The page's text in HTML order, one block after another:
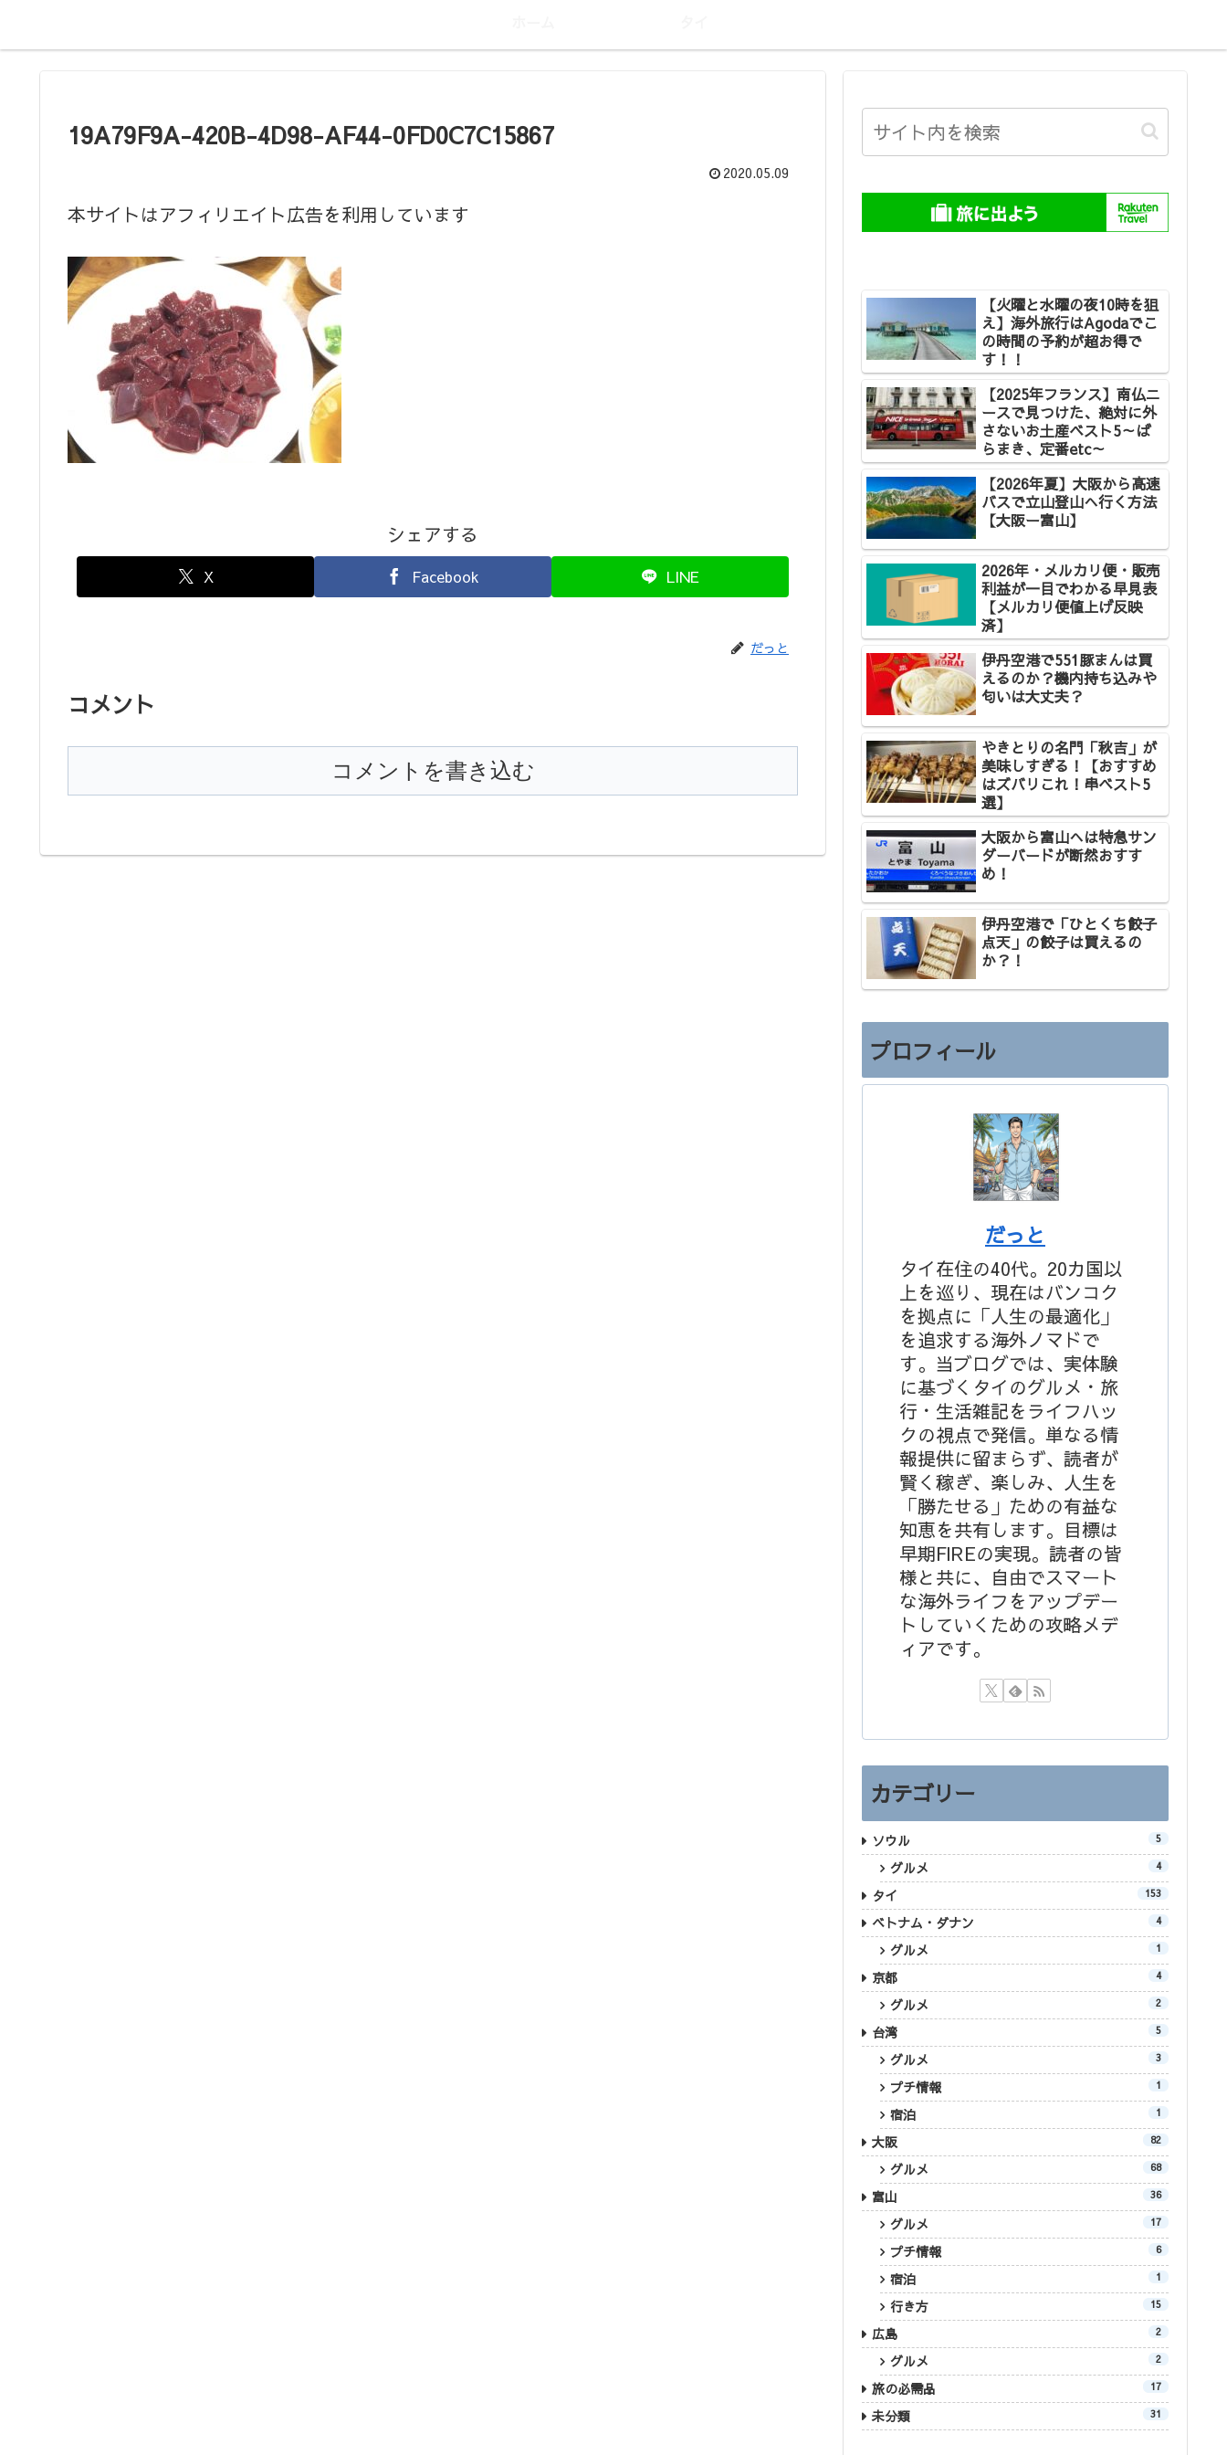
19A79F9A-420B-4D98-AF44-0FD0C7C15867
2020.05.09
本サイトはアフィリエイト広告を利用しています
シェアする
X Facebook LINE
だっと
コメント
コメントを書き込む
【火曜と水曜の夜10時を狙
え】海外旅行はAgodaでこ
の時間の予約が超お得で
す！！
【2025年フランス】南仏ニ
ースで見つけた、絶対に外
さないお土産ベスト5～ば
らまき、定番etc～
【2026年夏】大阪から高速
バスで立山登山へ行く方法
【大阪ー富山】
2026年・メルカリ便・販売
利益が一目でわかる早見表
【メルカリ便値上げ反映
済】
伊丹空港で551豚まんは買
えるのか？機内持ち込みや
匂いは大丈夫？
やきとりの名門「秋吉」が
美味しすぎる！【おすすめ
はズバリこれ！串ベスト5
選】
大阪から富山へは特急サン
ダーバードが断然おすす
め！
伊丹空港で「ひとくち餃子
点天」の餃子は買えるの
か？！
プロフィール
だっと
タイ在住の40代。20カ国以
上を巡り、現在はバンコク
を拠点に「人生の最適化」
を追求する海外ノマドで
す。当ブログでは、実体験
に基づくタイのグルメ・旅
行・生活雑記をライフハッ
クの視点で発信。単なる情
報提供に留まらず、読者が
賢く稼ぎ、楽しみ、人生を
「勝たせる」ための有益な
知恵を共有します。目標は
早期FIREの実現。読者の皆
様と共に、自由でスマート
な海外ライフをアップデー
トしていくための攻略メデ
ィアです。
カテゴリー
ソウル 5
グルメ 4
タイ 153
ベトナム・ダナン 4
グルメ 1
京都 4
グルメ 2
台湾 5
グルメ 3
プチ情報 1
宿泊 1
大阪 82
グルメ 68
富山 36
グルメ 17
プチ情報 6
宿泊 1
行き方 15
広島 2
グルメ 2
旅の必需品 17
未分類 31